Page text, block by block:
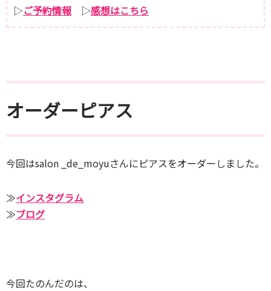
▷ご予約情報▷感想はこちら
オーダーピアス
今回はsalon _de_moyuさんにピアスをオーダーしました。
≫インスタグラム
≫ブログ
今回たのんだのは、